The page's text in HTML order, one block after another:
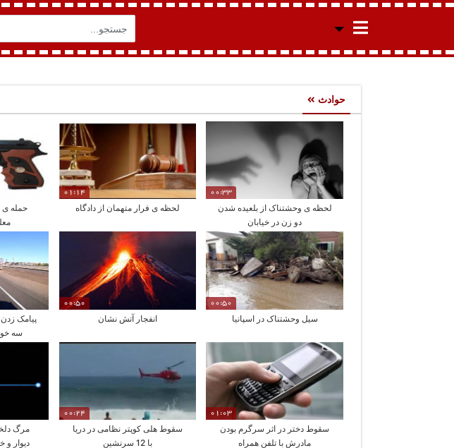
حوادث
00:33
لحظه ی وحشتناک از بلعیده شدن
دو زن در خیابان
01:14
لحظه ی فرار متهمان از دادگاه
حمله ی
00:50
سیل وحشتناک در اسپانیا
00:50
انفجار آتش نشان
پیامک
سه
01:03
سقوط دختر در اثر سرگرم بودن
مادرش با تلفن همراه
00:24
سقوط هلی کوپتر نظامی در دریا
با 12 سرنشین
مرگ
دیوار و